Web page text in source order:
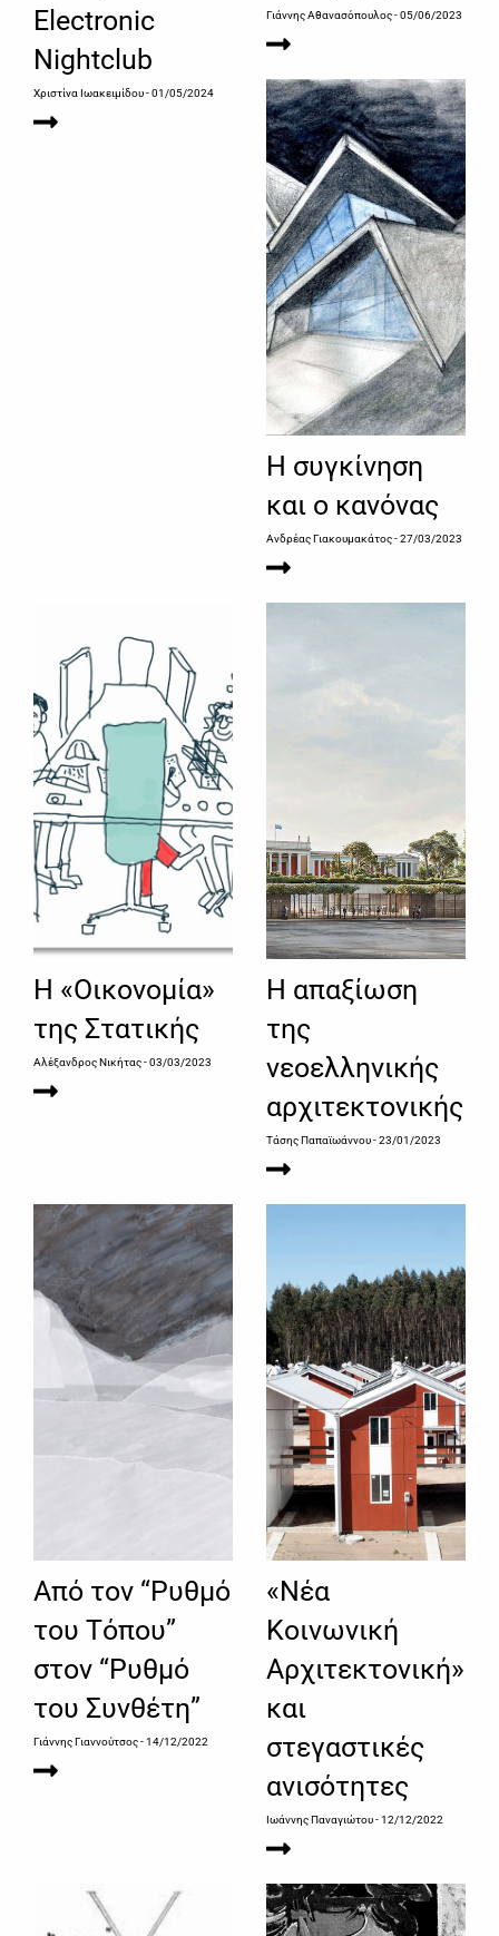
Electronic
Nightclub
Χριστίνα Ιωακειμίδου- 01/05/2024
Γιάννης Αθανασόπουλος- 05/06/2023
Η συγκίνηση
και ο κανόνας
Ανδρέας Γιακουμακάτος- 27/03/2023
Η «Οικονομία»
της Στατικής
Αλέξανδρος Νικήτας- 03/03/2023
Η απαξίωση
της
νεοελληνικής
αρχιτεκτονικής
Τάσης Παπαϊωάννου- 23/01/2023
Από τον “Ρυθμό
του Τόπου”
στον “Ρυθμό
του Συνθέτη”
Γιάννης Γιαννούτσος- 14/12/2022
«Νέα
Κοινωνική
Αρχιτεκτονική»
και
στεγαστικές
ανισότητες
Ιωάννης Παναγιώτου- 12/12/2022